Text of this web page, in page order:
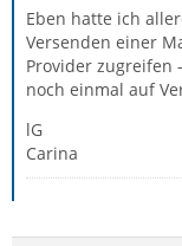
Eben hatte ich
Versenden einer
Provider zugreifen
noch einmal auf
lG
Carina